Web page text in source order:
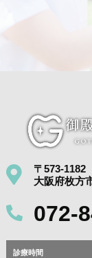
〒573-1182
大阪府枚方
072-
診療時間